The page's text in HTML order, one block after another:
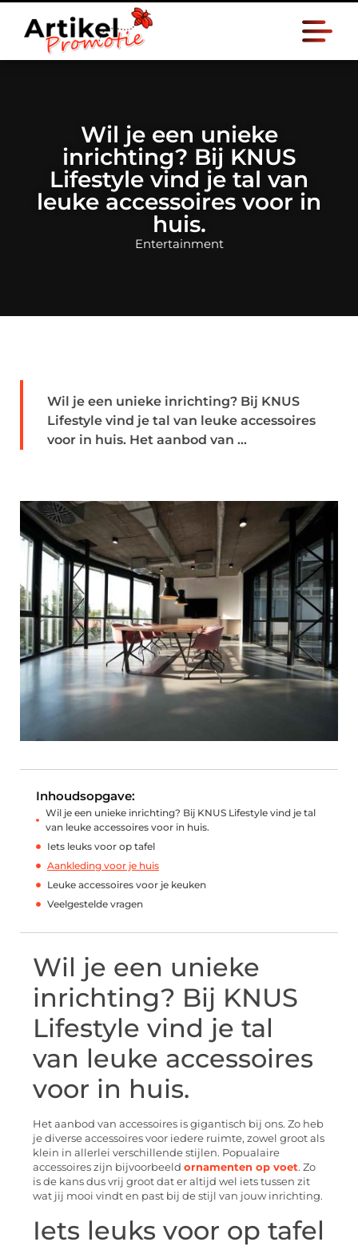
Wil je een unieke
inrichting? Bij KNUS
Lifestyle vind je tal van
leuke accessoires voor in
huis.
Entertainment
Wil je een unieke inrichting? Bij KNUS
Lifestyle vind je tal van leuke accessoires
voor in huis. Het aanbod van ...
Inhoudsopgave:
Wil je een unieke inrichting? Bij KNUS Lifestyle vind je tal
van leuke accessoires voor in huis.
Iets leuks voor op tafel
Aankleding voor je huis
Leuke accessoires voor je keuken
Veelgestelde vragen
Wil je een unieke
inrichting? Bij KNUS
Lifestyle vind je tal
van leuke accessoires
voor in huis.
Het aanbod van accessoires is gigantisch bij ons. Zo heb
je diverse accessoires voor iedere ruimte, zowel groot als
klein in allerlei verschillende stijlen. Popualaire
accessoires zijn bijvoorbeeld ornamenten op voet. Zo
is de kans dus vrij groot dat er altijd wel iets tussen zit
wat jij mooi vindt en past bij de stijl van jouw inrichting.
Iets leuks voor op tafel